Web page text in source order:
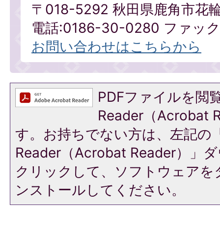
〒018-5292 秋田県鹿角市花
電話:0186-30-0280 ファッ
お問い合わせはこちらから
PDFファイルを閲
Reader（Acrobat
す。お持ちでない方は、左記の
Reader（Acrobat Reader）」
クリックして、ソフトウェア
ンストールしてください。